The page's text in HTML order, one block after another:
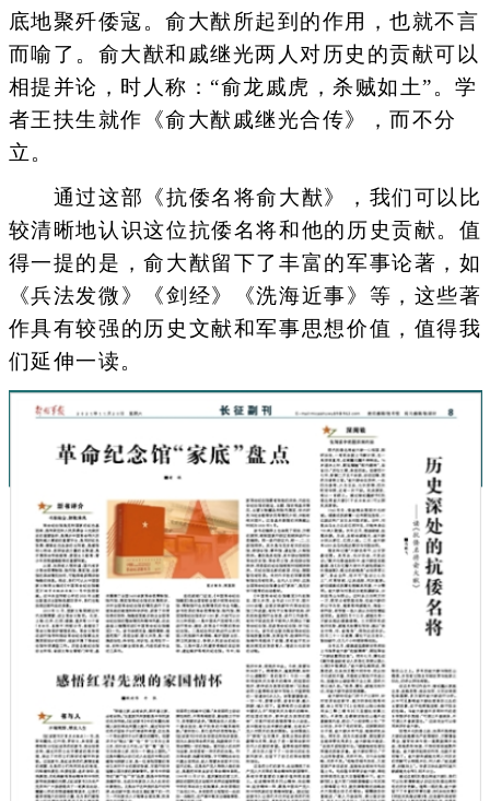
底地聚歼倭寇。俞大猷所起到的作用，也就不言
而喻了。俞大猷和戚继光两人对历史的贡献可以
相提并论，时人称：“俞龙戚虎，杀贼如土”。学
者王扶生就作《俞大猷戚继光合传》，而不分
立。
通过这部《抗倭名将俞大猷》，我们可以比
较清晰地认识这位抗倭名将和他的历史贡献。值
得一提的是，俞大猷留下了丰富的军事论著，如
《兵法发微》《剑经》《洗海近事》等，这些著
作具有较强的历史文献和军事思想价值，值得我
们延伸一读。